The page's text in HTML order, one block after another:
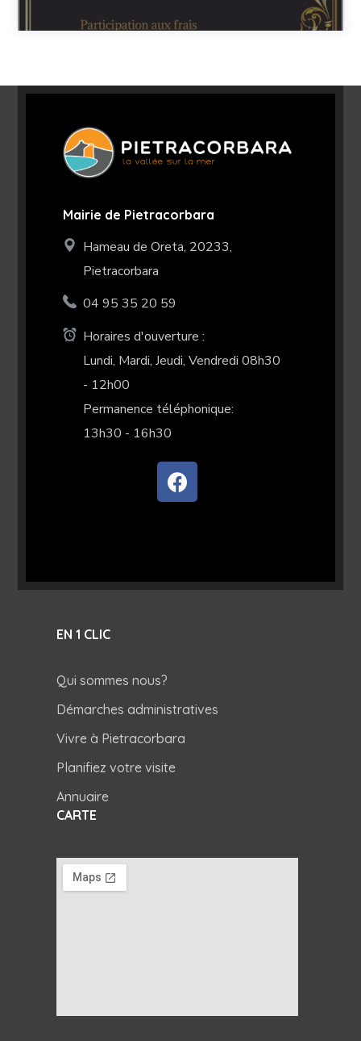
Mairie de Pietracorbara
Hameau de Oreta, 20233,
Pietracorbara
04 95 35 20 59
Horaires d'ouverture :
Lundi, Mardi, Jeudi, Vendredi 08h30
- 12h00
Permanence téléphonique:
13h30 - 16h30
EN 1 CLIC
Qui sommes nous?
Démarches administratives
Vivre à Pietracorbara
Planifiez votre visite
Annuaire
CARTE